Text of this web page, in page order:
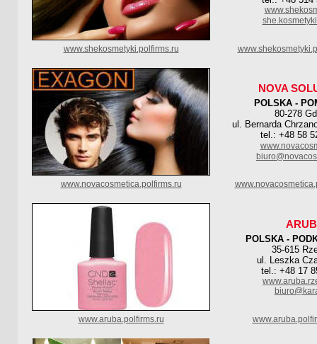
www.shekosmetyki.polfirms.ru
NOVA
POLSKA -
80-278
ul. Bernarda
tel.: +48 58
www.novacosmetica.polfirms.ru
POLSKA -
35-615
ul. Leszka
tel.: +48 17
www.aruba.polfirms.ru